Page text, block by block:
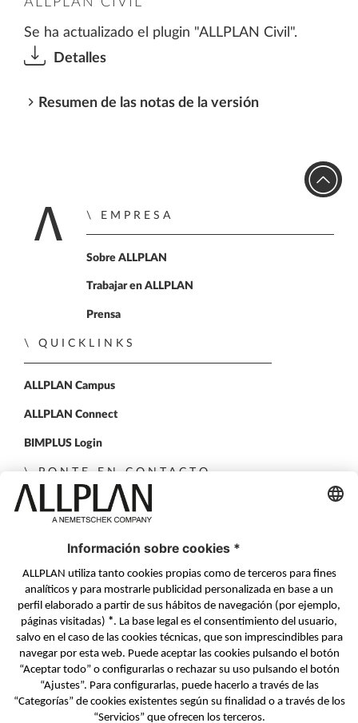
Se ha actualizado el plugin "ALLPLAN Civil".
Detalles
Resumen de las notas de la versión
Inicio
EMPRESA
Sobre ALLPLAN
Trabajar en ALLPLAN
Prensa
QUICKLINKS
ALLPLAN Campus
ALLPLAN Connect
BIMPLUS Login
PONTE EN CONTACTO
Formulario de contacto
Distribuidores Autorizados
SÍGUENOS EN
ALLPLAN en LinkedIn
ALLPLAN en Facebook
ALLPLAN en YouTube
ALLPLAN en Twitter
© ALLPLAN Systems Espana S.A